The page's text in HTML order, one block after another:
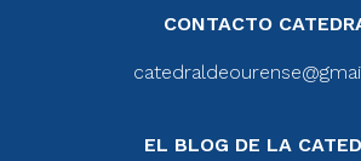
CONTACTO
EL BLOG DE LA